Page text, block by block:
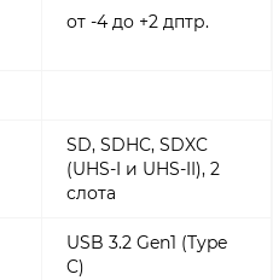
от -4 до +2 дптр.
SD, SDHC, SDXC
(UHS-I и UHS-II), 2
слота
USB 3.2 Gen1 (Type
C)